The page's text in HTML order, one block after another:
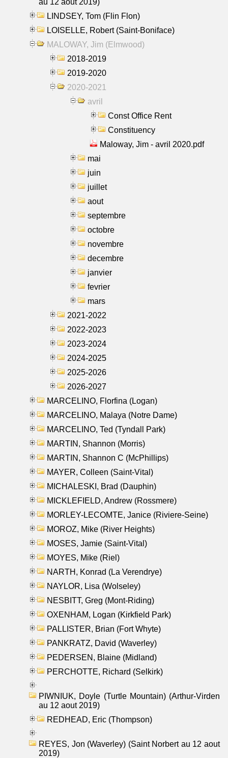
LINDSEY, Tom (Flin Flon)
LOISELLE, Robert (Saint-Boniface)
MALOWAY, Jim (Elmwood)
2018-2019
2019-2020
2020-2021
avril
Const Office Rent
Constituency
Maloway, Jim - avril 2020.pdf
mai
juin
juillet
aout
septembre
octobre
novembre
decembre
janvier
fevrier
mars
2021-2022
2022-2023
2023-2024
2024-2025
2025-2026
2026-2027
MARCELINO, Florfina (Logan)
MARCELINO, Malaya (Notre Dame)
MARCELINO, Ted (Tyndall Park)
MARTIN, Shannon (Morris)
MARTIN, Shannon C (McPhillips)
MAYER, Colleen (Saint-Vital)
MICHALESKI, Brad (Dauphin)
MICKLEFIELD, Andrew (Rossmere)
MORLEY-LECOMTE, Janice (Riviere-Seine)
MOROZ, Mike (River Heights)
MOSES, Jamie (Saint-Vital)
MOYES, Mike (Riel)
NARTH, Konrad (La Verendrye)
NAYLOR, Lisa (Wolseley)
NESBITT, Greg (Mont-Riding)
OXENHAM, Logan (Kirkfield Park)
PALLISTER, Brian (Fort Whyte)
PANKRATZ, David (Waverley)
PEDERSEN, Blaine (Midland)
PERCHOTTE, Richard (Selkirk)
PIWNIUK, Doyle (Turtle Mountain) (Arthur-Virden
au 12 aout 2019)
REDHEAD, Eric (Thompson)
REYES, Jon (Waverley) (Saint Norbert au 12 aout
2019)